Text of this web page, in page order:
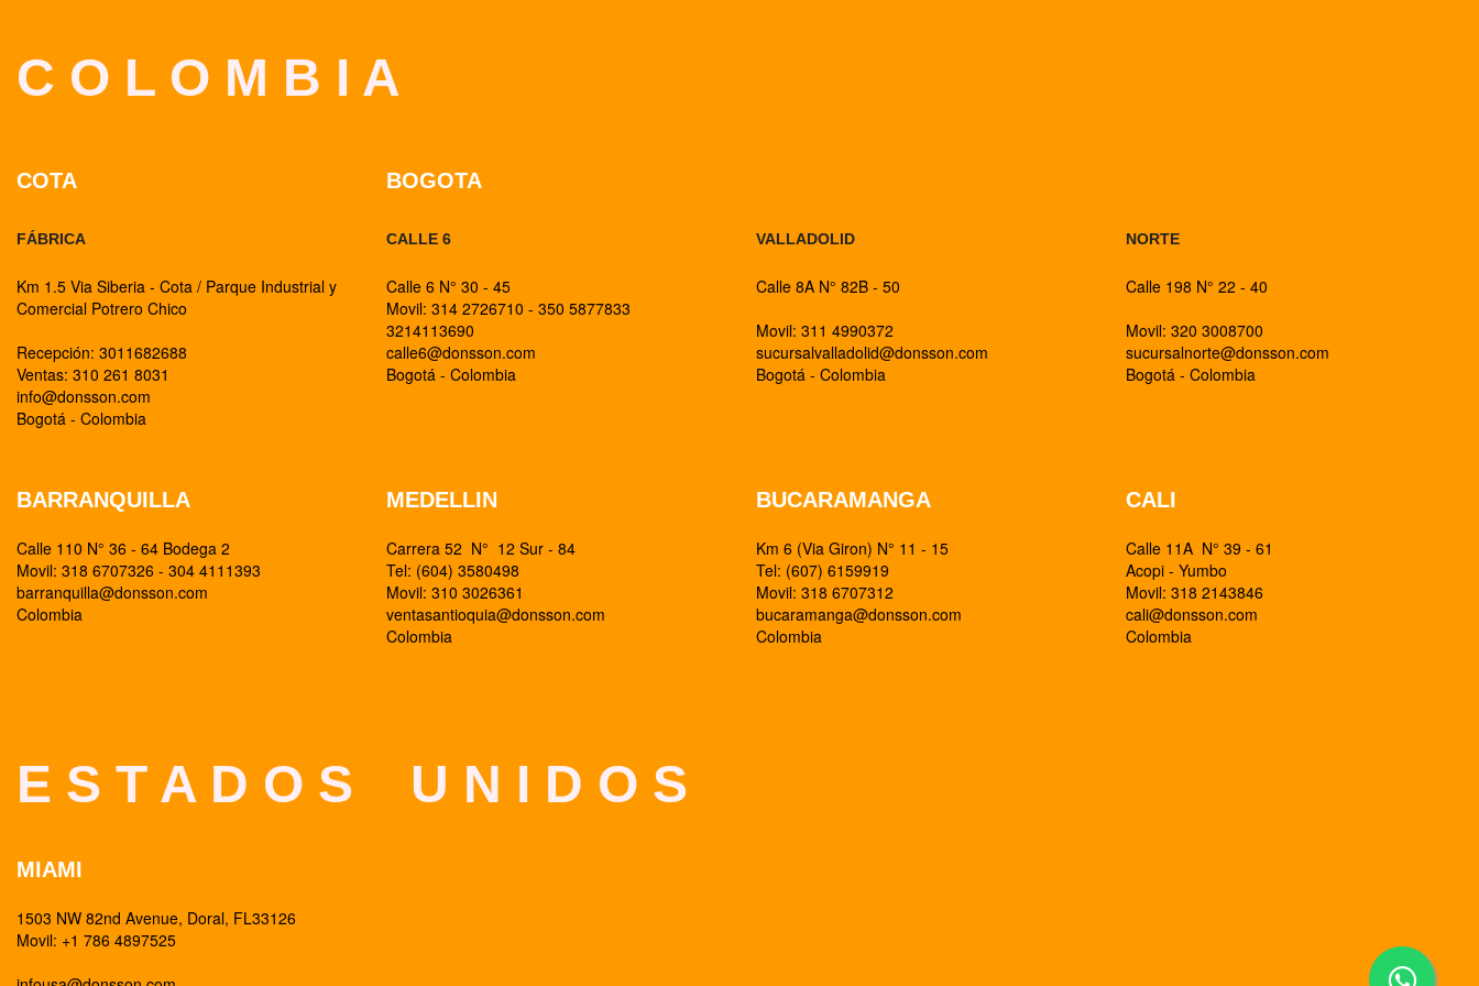
C O L O M B I A
COTA
FÁBRICA
Km 1.5 Via Siberia - Cota / Parque Industrial y
Comercial Potrero Chico
Recepción: 3011682688
Ventas: 310 261 8031
info@donsson.com
Bogotá - Colombia
BOGOTA
CALLE 6
Calle 6 N° 30 - 45
Movil: 314 2726710 - 350 5877833
3214113690
calle6@donsson.com
Bogotá - Colombia
VALLADOLID
Calle 8A N° 82B - 50
Movil: 311 4990372
sucursalvalladolid@donsson.com
Bogotá - Colombia
NORTE
Calle 198 N° 22 - 40
Movil: 320 3008700
sucursalnorte@donsson.com
Bogotá - Colombia
BARRANQUILLA
Calle 110 N° 36 - 64 Bodega 2
Movil: 318 6707326 - 304 4111393
barranquilla@donsson.com
Colombia
MEDELLIN
Carrera 52 N° 12 Sur - 84
Tel: (604) 3580498
Movil: 310 3026361
ventasantioquia@donsson.com
Colombia
BUCARAMANGA
Km 6 (Via Giron) N° 11 - 15
Tel: (607) 6159919
Movil: 318 6707312
bucaramanga@donsson.com
Colombia
CALI
Calle 11A N° 39 - 61
Acopi - Yumbo
Movil: 318 2143846
cali@donsson.com
Colombia
E S T A D O S U N I D O S
MIAMI
1503 NW 82nd Avenue, Doral, FL33126
Movil: +1 786 4897525